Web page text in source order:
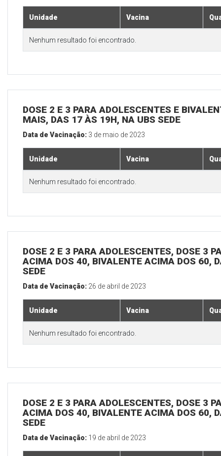
Unidade Vacina
Nenhum resultado foi encontrado.
DOSE 2 E 3 PARA ADOLESCENTES E
MAIS, DAS 17 ÀS 19H, NA UBS SEDE
Data de Vacinação: 3 de maio de 2023
Unidade Vacina
Nenhum resultado foi encontrado.
DOSE 2 E 3 PARA ADOLESCENTES, DOSE 3
ACIMA DOS 40, BIVALENTE ACIMA DOS 60,
SEDE
Data de Vacinação: 26 de abril de 2023
Unidade Vacina
Nenhum resultado foi encontrado.
DOSE 2 E 3 PARA ADOLESCENTES, DOSE 3
ACIMA DOS 40, BIVALENTE ACIMA DOS 60,
SEDE
Data de Vacinação: 19 de abril de 2023